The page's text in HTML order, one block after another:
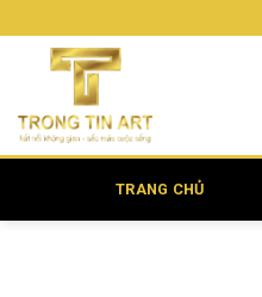
qua
TRANG CHỦ